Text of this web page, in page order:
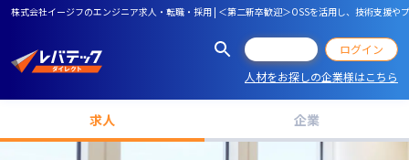
株式会社イージフのエンジニア求人・転職・採用 | ＜第二新卒歓迎＞OSSを活用し、技術支援
ログイン
人材をお探しの企業様はこちら
求人 企業